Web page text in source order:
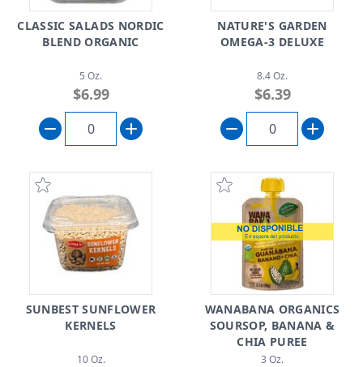
CLASSIC SALADS NORDIC
BLEND ORGANIC
5 Oz.
$6.99
NATURE'S GARDEN
OMEGA-3 DELUXE
8.4 Oz.
$6.39
SUNBEST SUNFLOWER
KERNELS
10 Oz.
WANABANA ORGANICS
SOURSOP, BANANA &
CHIA PUREE
3 Oz.